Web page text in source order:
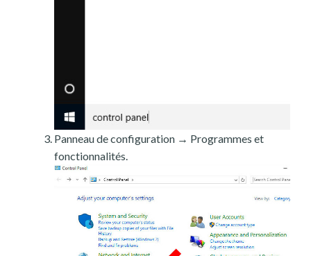
Panneau de configuration → Programmes et
fonctionnalités.